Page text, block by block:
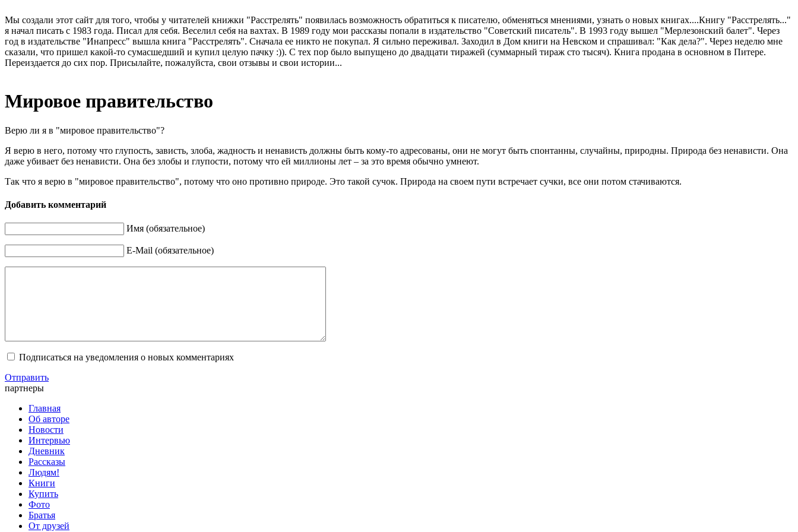
Мы создали этот сайт для того, чтобы у читателей книжки "Расстрелять" появилась возможность обратиться к писателю, обменяться мнениями, узнать о новых книгах....Книгу "Расстрелять..."
я начал писать с 1983 года. Писал для себя. Веселил себя на вахтах. В 1989 году мои рассказы попали в издательство "Советский писатель". В 1993 году вышел "Мерлезонский балет". Через
год в издательстве "Инапресс" вышла книга "Расстрелять". Сначала ее никто не покупал. Я сильно переживал. Заходил в Дом книги на Невском и спрашивал: "Как дела?". Через неделю мне
сказали, что пришел какой-то сумасшедший и купил целую пачку :)). С тех пор было выпущено до двадцати тиражей (суммарный тираж сто тысяч). Книга продана в основном в Питере.
Переиздается до сих пор. Присылайте, пожалуйста, свои отзывы и свои истории...
Мировое правительство
Верю ли я в "мировое правительство"?
Я верю в него, потому что глупость, зависть, злоба, жадность и ненависть должны быть кому-то адресованы, они не могут быть спонтанны, случайны, природны. Природа без ненависти. Она
даже убивает без ненависти. Она без злобы и глупости, потому что ей миллионы лет – за это время обычно умнеют.
Так что я верю в "мировое правительство", потому что оно противно природе. Это такой сучок. Природа на своем пути встречает сучки, все они потом стачиваются.
Добавить комментарий
Имя (обязательное)
E-Mail (обязательное)
Подписаться на уведомления о новых комментариях
Отправить
партнеры
Главная
Об авторе
Новости
Интервью
Дневник
Рассказы
Людям!
Книги
Купить
Фото
Братья
От друзей